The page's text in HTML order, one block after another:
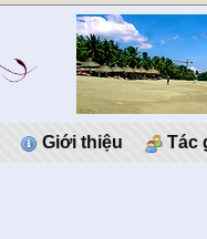
Giới thiệu Tác